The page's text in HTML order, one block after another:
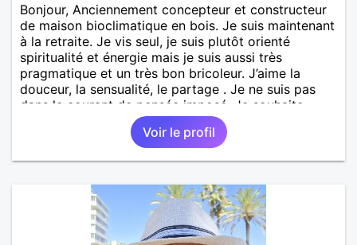
Bonjour, Anciennement concepteur et constructeur
de maison bioclimatique en bois. Je suis maintenant
à la retraite. Je vis seul, je suis plutôt orienté
spiritualité et énergie mais je suis aussi très
pragmatique et un très bon bricoleur. J’aime la
douceur, la sensualité, le partage . Je ne suis pas
dans le courant de pensée imposé. Je souhaite
rencontrer une personne pour partager,
expérimenté, découvrir ensemble et se soutenir
mutuellement pour devenir le meilleur de soi-même
mais je compte m'installer à nouveau à l'ile de la
Réunion avant la fin 2026. Pierre
Voir le profil